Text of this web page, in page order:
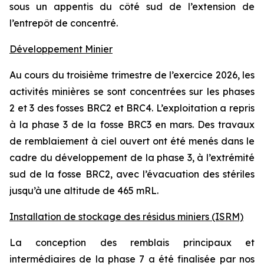
sous un appentis du côté sud de l’extension de
l’entrepôt de concentré.
Développement Minier
Au cours du troisième trimestre de l’exercice 2026, les
activités minières se sont concentrées sur les phases
2 et 3 des fosses BRC2 et BRC4. L’exploitation a repris
à la phase 3 de la fosse BRC3 en mars. Des travaux
de remblaiement à ciel ouvert ont été menés dans le
cadre du développement de la phase 3, à l’extrémité
sud de la fosse BRC2, avec l’évacuation des stériles
jusqu’à une altitude de 465 mRL.
Installation de stockage des résidus miniers (ISRM)
La conception des remblais principaux et
intermédiaires de la phase 7 a été finalisée par nos